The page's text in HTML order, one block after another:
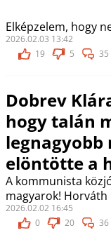
Elképzelem, hogy
2026.02.03 13:42
19
5 35
Dobrev
hogy talán
legnagyobb
elöntötte a
A kommunista
magyarok! Horváth
2026.02.02 16:45
0
20 36